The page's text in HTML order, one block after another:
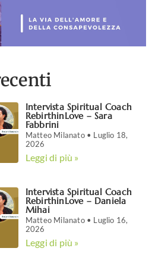
Intervista Spiritual Coach
RebirthinLove – Sara
Fabbrini
Matteo Milanato
Luglio 18,
2026
Leggi di più »
Intervista Spiritual Coach
RebirthinLove – Daniela
Mihai
Matteo Milanato
Luglio 16,
2026
Leggi di più »